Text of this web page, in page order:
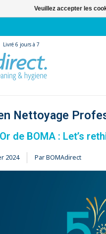
Livré 6 jours à 7
Nettoyage
de BOMA : Let’s
2024 Par BOMAdirect
Veuillez accepter les